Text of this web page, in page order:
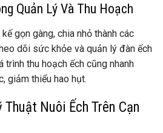
Quản Lý Và Thu Hoạch
gọn gàng, chia nhỏ thành các
dõi sức khỏe và quản lý đàn ếch
trình thu hoạch ếch cũng nhanh
giảm thiểu hao hụt.
Nuôi Ếch Trên Cạn